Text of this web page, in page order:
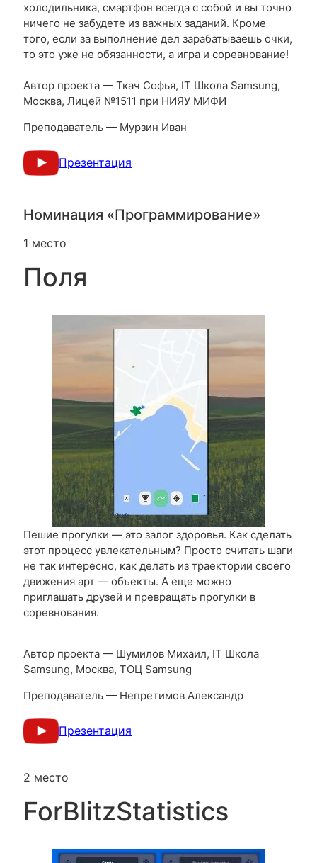
холодильника, смартфон всегда с собой и вы точно
ничего не забудете из важных заданий. Кроме
того, если за выполнение дел зарабатываешь очки,
то это уже не обязанности, а игра и соревнование!
Автор проекта — Ткач Софья, IT Школа Samsung,
Москва, Лицей №1511 при НИЯУ МИФИ
Преподаватель — Мурзин Иван
Презентация
Номинация «Программирование»
1 место
Поля
Пешие прогулки — это залог здоровья. Как сделать
этот процесс увлекательным? Просто считать шаги
не так интересно, как делать из траектории своего
движения арт — объекты. А еще можно
приглашать друзей и превращать прогулки в
соревнования.
Автор проекта — Шумилов Михаил, IT Школа
Samsung, Москва, ТОЦ Samsung
Преподаватель — Непретимов Александр
Презентация
2 место
ForBlitzStatistics